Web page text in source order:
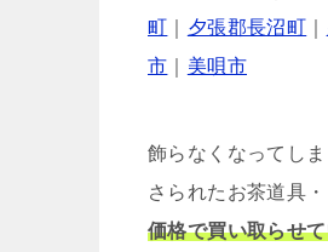
町
夕張郡長沼町
市
美唄市
飾らなくなってし
さられたお茶道具
価格で買い取らせ